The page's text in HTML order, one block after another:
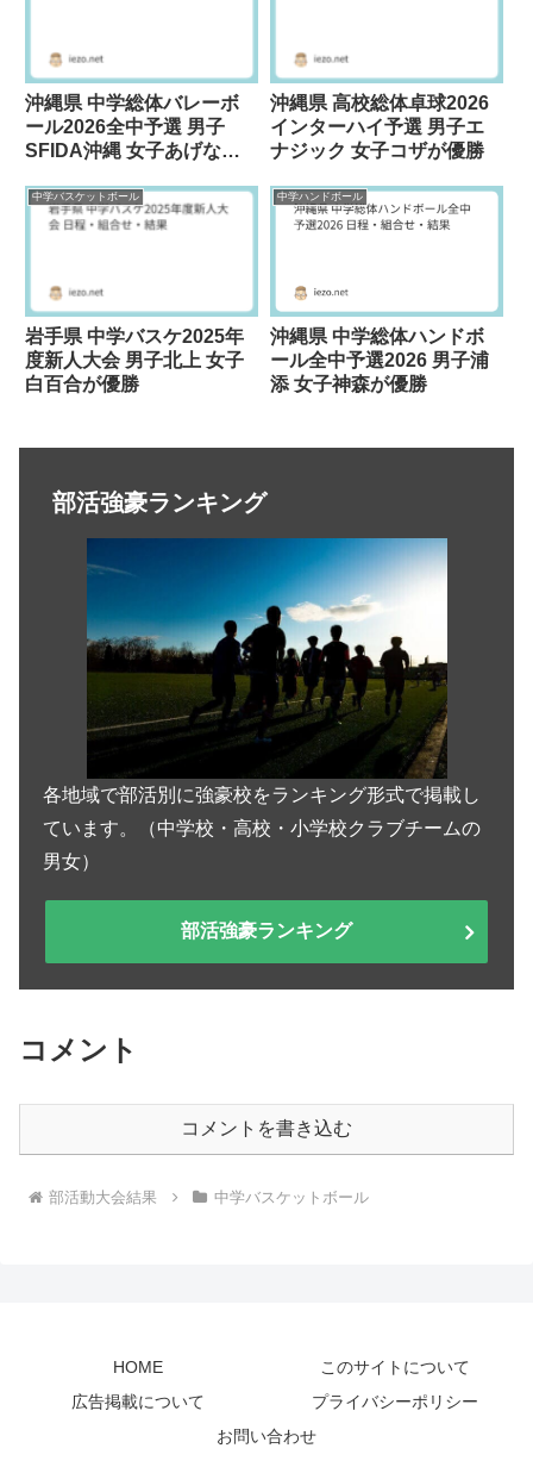
沖縄県 中学総体バレーボ
ール2026全中予選 男子
SFIDA沖縄 女子あげなが
沖縄県 高校総体卓球2026
インターハイ予選 男子エ
ナジック 女子コザが優勝
中学バスケットボール
岩手県 中学バスケ2025年
度新人大会 男子北上 女子
白百合が優勝
中学ハンドボール
沖縄県 中学総体ハンドボ
ール全中予選2026 男子浦
添 女子神森が優勝
部活強豪ランキング
各地域で部活別に強豪校をランキング形式で掲載し
ています。（中学校・高校・小学校クラブチームの
男女）
部活強豪ランキング
コメント
コメントを書き込む
部活動大会結果 中学バスケットボール
HOME
このサイトについて
広告掲載について
プライバシーポリシー
お問い合わせ